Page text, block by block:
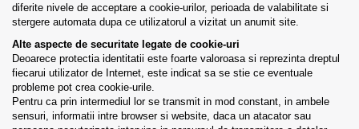
diferite nivele de acceptare a cookie-urilor, perioada de valabilitate si
stergere automata dupa ce utilizatorul a vizitat un anumit site.
Alte aspecte de securitate legate de cookie-uri
Deoarece protectia identitatii este foarte valoroasa si reprezinta dreptul
fiecarui utilizator de Internet, este indicat sa se stie ce eventuale
probleme pot crea cookie-urile.
Pentru ca prin intermediul lor se transmit in mod constant, in ambele
sensuri, informatii intre browser si website, daca un atacator sau